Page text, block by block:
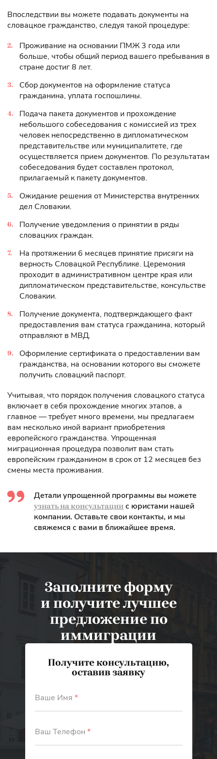
Впоследствии вы можете подавать документы на
словацкое гражданство, следуя такой процедуре:
Проживание на основании ПМЖ 3 года или
больше, чтобы общий период вашего пребывания в
стране достиг 8 лет.
Сбор документов на оформление статуса
гражданина, уплата госпошлины.
Подача пакета документов и прохождение
небольшого собеседования с комиссией из трех
человек непосредственно в дипломатическом
представительстве или муниципалитете, где
осуществляется прием документов. По результатам
собеседования будет составлен протокол,
прилагаемый к пакету документов.
Ожидание решения от Министерства внутренних
дел Словакии.
Получение уведомления о принятии в ряды
словацких граждан.
На протяжении 6 месяцев принятие присяги на
верность Словацкой Республике. Церемония
проходит в административном центре края или
дипломатическом представительстве, консульстве
Словакии.
Получение документа, подтверждающего факт
предоставления вам статуса гражданина, который
отправляют в МВД.
Оформление сертификата о предоставлении вам
гражданства, на основании которого вы сможете
получить словацкий паспорт.
Учитывая, что порядок получения словацкого статуса
включает в себя прохождение многих этапов, а
главное — требует много времени, мы предлагаем
вам несколько иной вариант приобретения
европейского гражданства. Упрощенная
миграционная процедура позволит вам стать
европейским гражданином в срок от 12 месяцев без
смены места проживания.
Детали упрощенной программы вы можете
узнать на консультации с юристами нашей
компании. Оставьте свои контакты, и мы
свяжемся с вами в ближайшее время.
Заполните форму
и получите лучшее
предложение по
иммиграции
Получите консультацию,
оставив заявку
Ваше Имя *
Ваш Телефон *